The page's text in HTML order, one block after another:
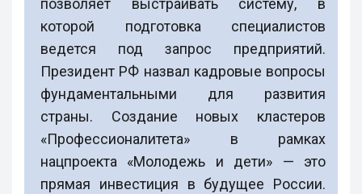
которой подготовка специалистов
ведется под запрос предприятий.
Президент РФ назвал кадровые вопросы
фундаментальными для развития
страны. Создание новых кластеров
«Профессионалитета» в рамках
нацпроекта «Молодежь и дети» — это
прямая инвестиция в будущее России.